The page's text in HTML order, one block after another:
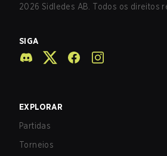
2026 Sidledes AB. Todos os direitos
SIGA
EXPLORAR
Partidas
Torneios